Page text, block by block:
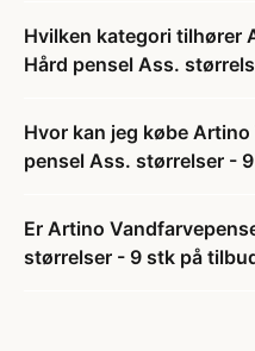
Hvilken kategori tilhører
Hård pensel Ass.
Hvor kan jeg købe
pensel Ass. størrelser -
Er Artino
størrelser - 9 stk på